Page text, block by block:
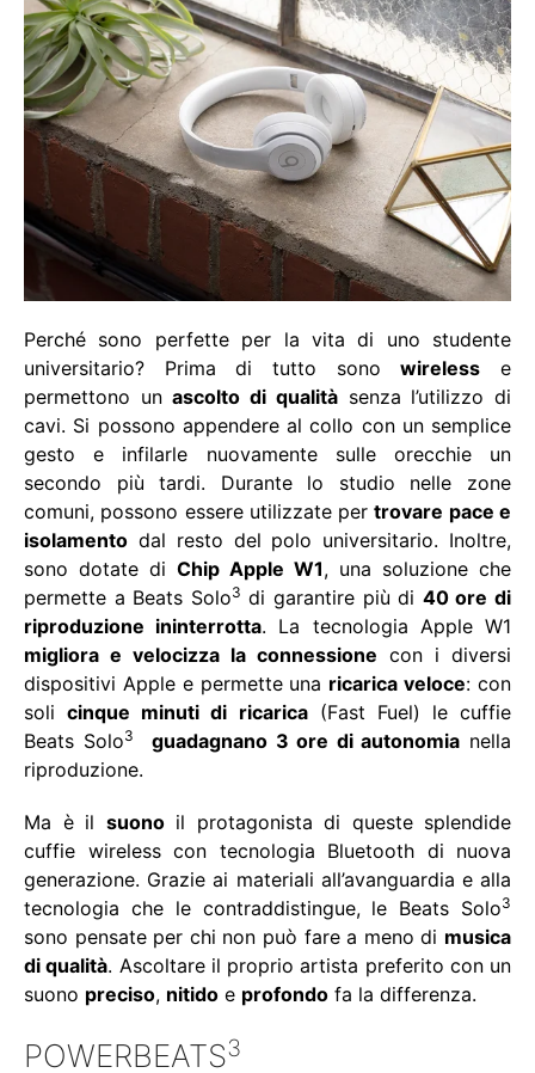
Perché sono perfette per la vita di uno studente
universitario? Prima di tutto sonowireless e
permettono unascolto di qualitàsenza l’utilizzo di
cavi. Si possono appendere al collo con un semplice
gesto e infilarle nuovamente sulle orecchie un
secondo più tardi. Durante lo studio nelle zone
comuni, possono essere utilizzate pertrovare pace e
isolamento dal resto del polo universitario. Inoltre,
sono dotate di Chip Apple W1, una soluzione che
permette a Beats Solo3 di garantire più di 40 ore di
riproduzione ininterrotta. La tecnologia Apple W1
migliora e velocizza la connessione con i diversi
dispositivi Apple e permette una ricarica veloce: con
solicinque minuti di ricarica(Fast Fuel) le cuffie
Beats Solo3 guadagnano 3 ore di autonomia nella
riproduzione.
Ma è il suonoil protagonista di queste splendide
cuffie wireless con tecnologia Bluetooth di nuova
generazione. Grazie ai materiali all’avanguardia e alla
tecnologia che le contraddistingue, le Beats Solo3
sono pensate per chi non può fare a meno di musica
di qualità. Ascoltare il proprio artista preferito con un
suono preciso, nitido e profondo fa la differenza.
POWERBEATS3